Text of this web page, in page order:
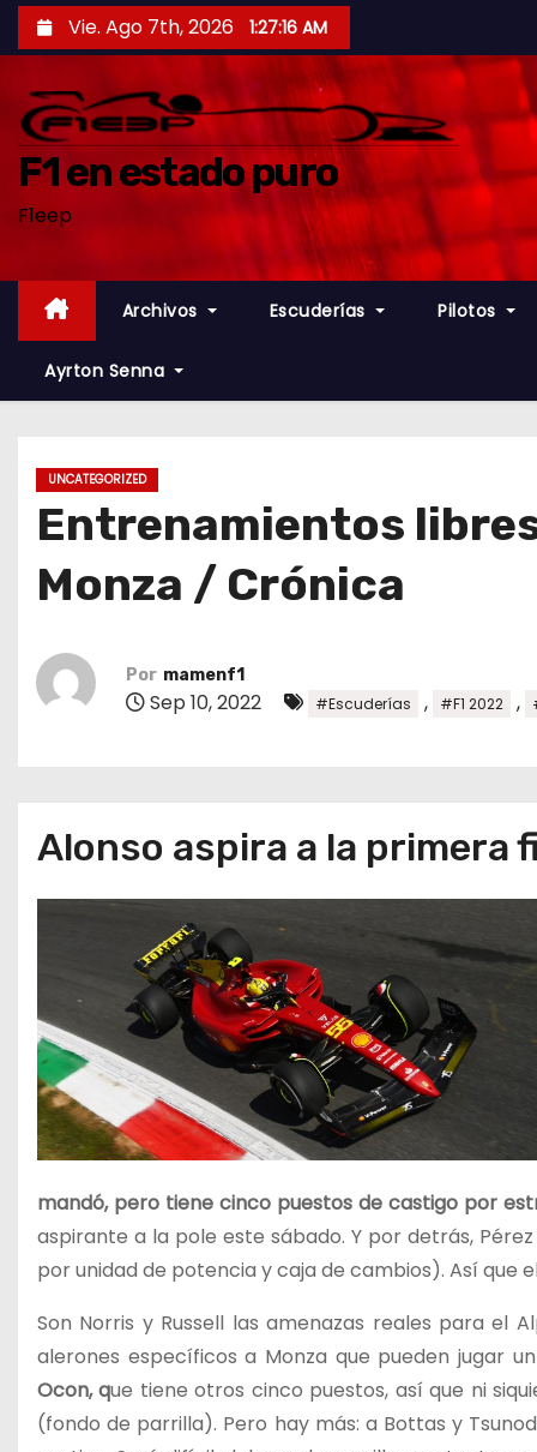
a
c
Vie. Ago 7th, 2026 1:27:17 AM
F1 en estado puro
F1eep
Archivos Escuderías Pilotos
Ayrton Senna
UNCATEGORIZED
Entrenamientos
Monza / Crónica
Por mamenf1
Sep 10, 2022 #Escuderías , #F1 2022 ,
Alonso aspira a la primera
mandó, pero tiene cinco puestos de castigo por
aspirante a la pole este sábado. Y por detrás,
por unidad de potencia y caja de cambios). Así que
Son Norris y Russell las amenazas reales para el
alerones específicos a Monza que pueden jugar
Ocon, que tiene otros cinco puestos, así que ni
(fondo de parrilla). Pero hay más: a Bottas y